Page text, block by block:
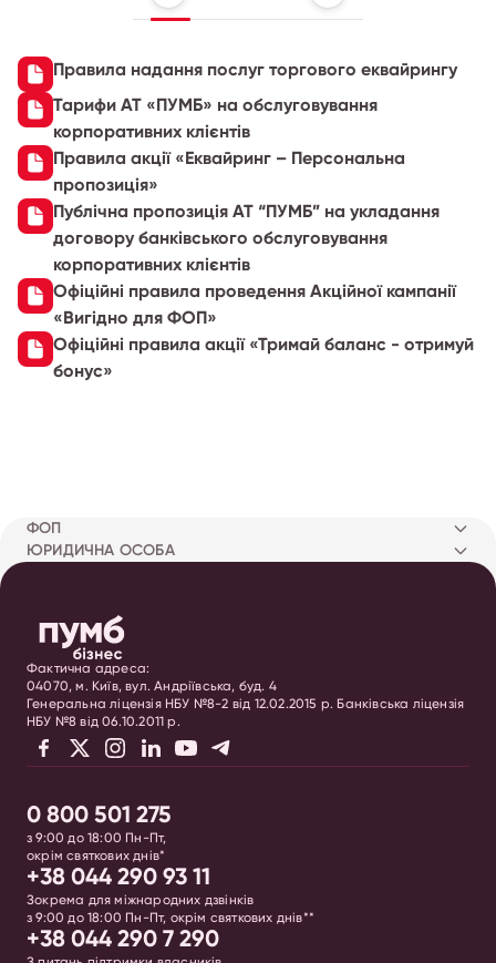
Правила надання послуг торгового еквайрингу
Тарифи АТ «ПУМБ» на обслуговування
корпоративних клієнтів
Правила акції «Еквайринг – Персональна
пропозиція»
Публічна пропозиція АТ “ПУМБ” на укладання
договору банківського обслуговування
корпоративних клієнтів
Офіційні правила проведення Акційної кампанії
«Вигідно для ФОП»
Офіційні правила акції «Тримай баланс - отримуй
бонус»
ФОП
ЮРИДИЧНА ОСОБА
Фактична адреса:
04070, м. Київ, вул. Андріївська, буд. 4
Генеральна ліцензія НБУ №8-2 від 12.02.2015 р. Банківська ліцензія
НБУ №8 від 06.10.2011 р.
0 800 501 275
з 9:00 до 18:00 Пн-Пт,
окрім святкових днів*
+38 044 290 93 11
Зокрема для міжнародних дзвінків
з 9:00 до 18:00 Пн-Пт, окрім святкових днів**
+38 044 290 7 290